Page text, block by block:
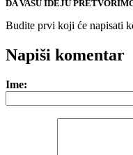
DA VAŠU IDEJU
Budite prvi koji će napisati
Napiši komentar
Ime: